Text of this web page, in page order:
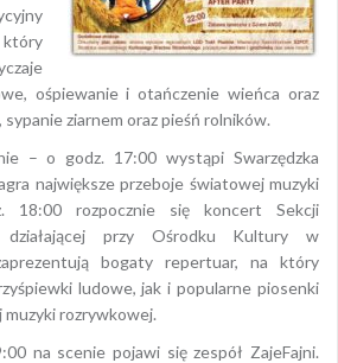
który
ośpiewanie i otańczenie wieńca oraz
ziarnem oraz pieśń rolników.
– o godz. 17:00 wystąpi Swarzędzka
największe przeboje światowej muzyki
18:00 rozpocznie się koncert Sekcji
działającej przy Ośrodku Kultury w
bogaty repertuar, na który
ludowe, jak i popularne piosenki
rozrywkowej.
na scenie pojawi się zespół ZajeFajni.